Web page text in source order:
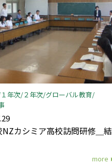
１年次 ２年次 グローバル教育
カシミア高校訪問研修＿結
more